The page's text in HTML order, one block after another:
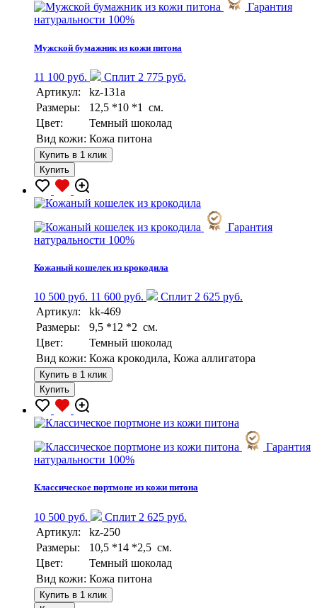
Гарантия
натуральности 100%
Мужской бумажник из кожи питона
11 100 руб.
Сплит 2 775 руб.
Артикул:
kz-131a
Размеры:
12,5 *10 *1 см.
Цвет:
Темный шоколад
Вид кожи: Кожа питона
Купить в 1 клик
Купить
Гарантия
натуральности 100%
Кожаный кошелек из крокодила
10 500 руб. 11 600 руб.
Сплит 2 625 руб.
Артикул:
kk-469
Размеры:
9,5 *12 *2 см.
Цвет:
Темный шоколад
Вид кожи: Кожа крокодила, Кожа аллигатора
Купить в 1 клик
Купить
Гарантия
натуральности 100%
Классическое портмоне из кожи питона
10 500 руб.
Сплит 2 625 руб.
Артикул:
kz-250
Размеры:
10,5 *14 *2,5 см.
Цвет:
Темный шоколад
Вид кожи: Кожа питона
Купить в 1 клик